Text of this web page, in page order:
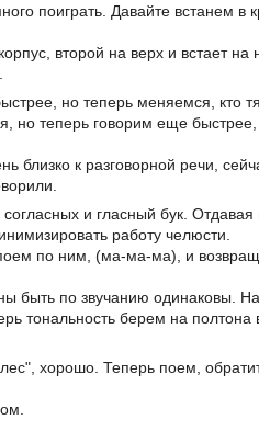
поиграть. Давайте встанем в
второй на верх и встает на
но теперь меняемся, кто
но теперь говорим еще быстрее,
близко к разговорной речи,
и гласный бук. Отдавая
работу челюсти.
по ним, (ма-ма-ма), и
быть по звучанию одинаковы.
тональность берем на
хорошо. Теперь поем,